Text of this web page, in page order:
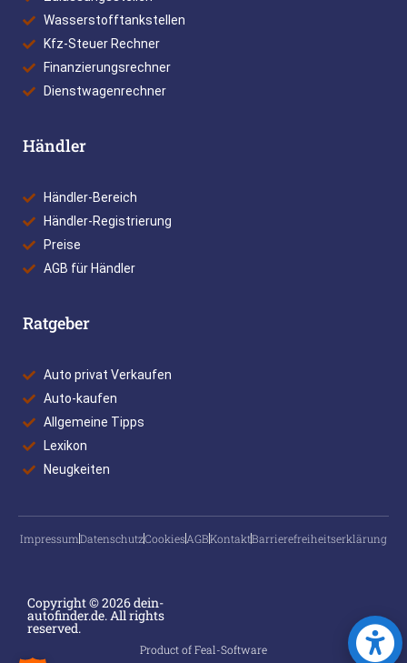
Wasserstofftankstellen
Kfz-Steuer Rechner
Finanzierungsrechner
Dienstwagenrechner
Händler
Händler-Bereich
Händler-Registrierung
Preise
AGB für Händler
Ratgeber
Auto privat Verkaufen
Auto-kaufen
Allgemeine Tipps
Lexikon
Neugkeiten
ImpressumDatenschutzCookiesAGBKontaktBarrierefreiheitserklärung
Copyright © 2026 dein-
autofinder.de. All rights
reserved.
Product of Feal-Software